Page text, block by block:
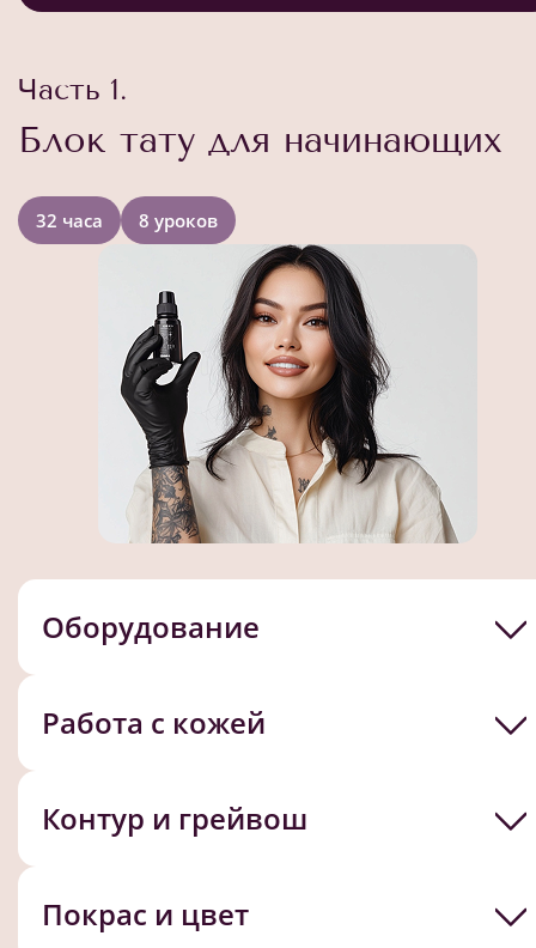
Часть 1.
Блок тату для начинающих
32 часа 8 уроков
Оборудование
Работа с кожей
Контур и грейвош
Покрас и цвет